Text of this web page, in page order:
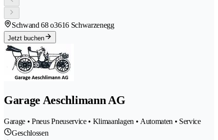
Schwand 68 o3616 Schwarzenegg
Jetzt buchen
Garage Aeschlimann AG
Garage • Pneus Pneuservice • Klimaanlagen • Automaten • Service
Geschlossen